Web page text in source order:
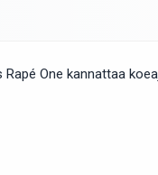
One kannattaa